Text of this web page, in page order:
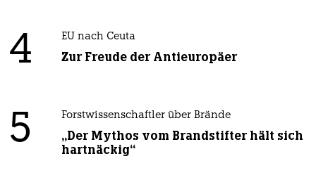
4 EU nach Ceuta
Zur Freude der Antieuropäer
5 Forstwissenschaftler über Brände
„Der Mythos vom Brandstifter hält sich
hartnäckig“